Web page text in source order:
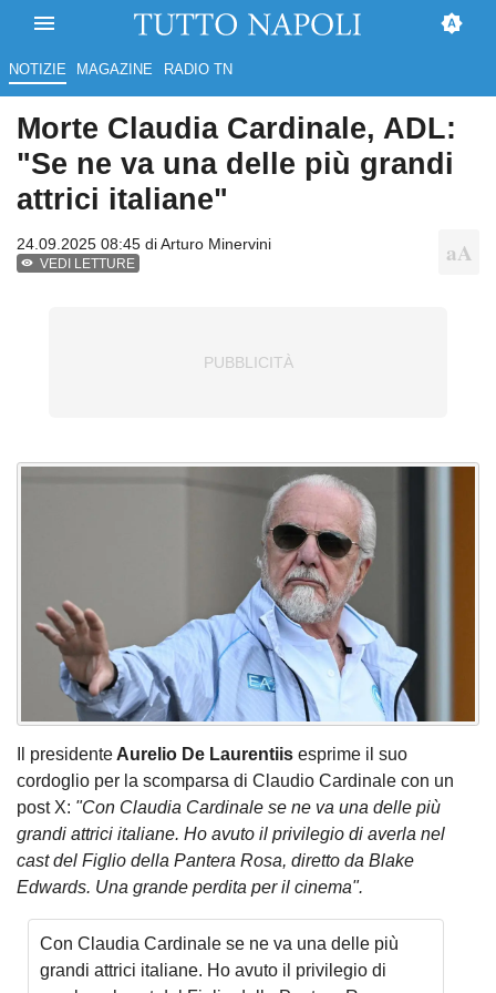
NOTIZIE MAGAZINE RADIO TN
Morte Claudia Cardinale, ADL:
"Se ne va una delle più grandi
attrici italiane"
24.09.2025 08:45 diArturo Minervini
VEDI LETTURE
Il presidente Aurelio De Laurentiis esprime il suo
cordoglio per la scomparsa di Claudio Cardinale con un
post X: "Con Claudia Cardinale se ne va una delle più
grandi attrici italiane. Ho avuto il privilegio di averla nel
cast del Figlio della Pantera Rosa, diretto da Blake
Edwards. Una grande perdita per il cinema".
Con Claudia Cardinale se ne va una delle più
grandi attrici italiane. Ho avuto il privilegio di